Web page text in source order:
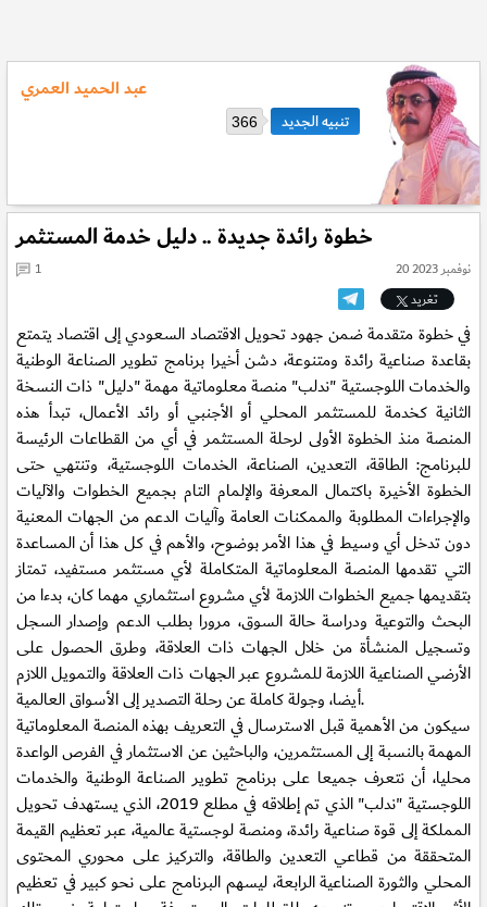
عبد الحميد العمري
366
خطوة رائدة جديدة .. دليل خدمة المستثمر
20 نوفمبر 2023
1
تغريد
في خطوة متقدمة ضمن جهود تحويل الاقتصاد السعودي إلى اقتصاد يتمتع
بقاعدة صناعية رائدة ومتنوعة، دشن أخيرا برنامج تطوير الصناعة الوطنية
والخدمات اللوجستية "ندلب" منصة معلوماتية مهمة "دليل" ذات النسخة
الثانية كخدمة للمستثمر المحلي أو الأجنبي أو رائد الأعمال، تبدأ هذه
المنصة منذ الخطوة الأولى لرحلة المستثمر في أي من القطاعات الرئيسة
للبرنامج: الطاقة، التعدين، الصناعة، الخدمات اللوجستية، وتنتهي حتى
الخطوة الأخيرة باكتمال المعرفة والإلمام التام بجميع الخطوات والآليات
والإجراءات المطلوبة والممكنات العامة وآليات الدعم من الجهات المعنية
دون تدخل أي وسيط في هذا الأمر بوضوح، والأهم في كل هذا أن المساعدة
التي تقدمها المنصة المعلوماتية المتكاملة لأي مستثمر مستفيد، تمتاز
بتقديمها جميع الخطوات اللازمة لأي مشروع استثماري مهما كان، بدءا من
البحث والتوعية ودراسة حالة السوق، مرورا بطلب الدعم وإصدار السجل
وتسجيل المنشأة من خلال الجهات ذات العلاقة، وطرق الحصول على
الأرضي الصناعية اللازمة للمشروع عبر الجهات ذات العلاقة والتمويل اللازم
أيضا، وجولة كاملة عن رحلة التصدير إلى الأسواق العالمية.
سيكون من الأهمية قبل الاسترسال في التعريف بهذه المنصة المعلوماتية
المهمة بالنسبة إلى المستثمرين، والباحثين عن الاستثمار في الفرص الواعدة
محليا، أن نتعرف جميعا على برنامج تطوير الصناعة الوطنية والخدمات
اللوجستية "ندلب" الذي تم إطلاقه في مطلع 2019، الذي يستهدف تحويل
المملكة إلى قوة صناعية رائدة، ومنصة لوجستية عالمية، عبر تعظيم القيمة
المتحققة من قطاعي التعدين والطاقة، والتركيز على محوري المحتوى
المحلي والثورة الصناعية الرابعة، ليسهم البرنامج على نحو كبير في تعظيم